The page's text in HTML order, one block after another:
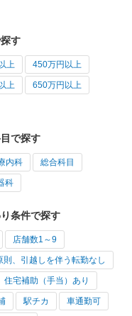
す
上 450万円以上
上 650万円以上
で探す
内科 総合科目
科
条件で探す
店舗数1～9
則、引越しを伴う転勤なし
住宅補助（手当）あり
駅チカ 車通勤可